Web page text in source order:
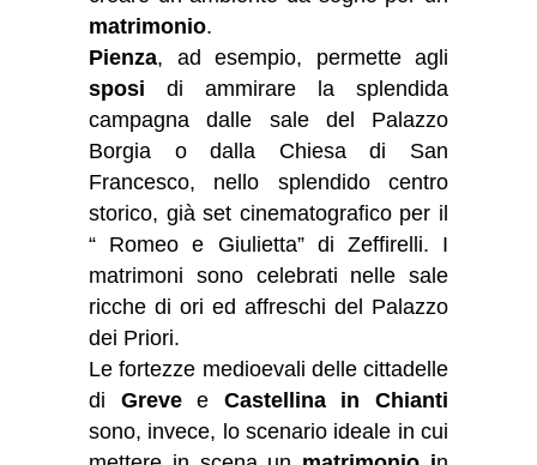
matrimonio.
Pienza, ad esempio, permette agli
sposi di ammirare la splendida
campagna dalle sale del Palazzo
Borgia o dalla Chiesa di San
Francesco, nello splendido centro
storico, già set cinematografico per il
“ Romeo e Giulietta” di Zeffirelli. I
matrimoni sono celebrati nelle sale
ricche di ori ed affreschi del Palazzo
dei Priori.
Le fortezze medioevali delle cittadelle
di Grevee Castellina in Chianti
sono, invece, lo scenario ideale in cui